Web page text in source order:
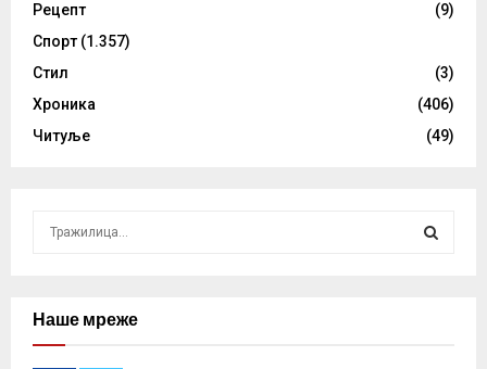
Рецепт
(9)
Спорт (1.357)
Стил
(3)
Хроника
(406)
Читуље
(49)
cНаше мреже